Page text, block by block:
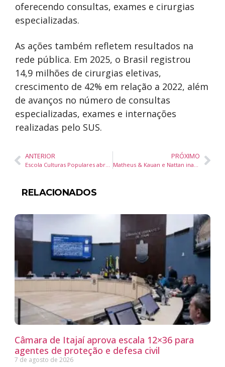
oferecendo consultas, exames e cirurgias
especializadas.
As ações também refletem resultados na
rede pública. Em 2025, o Brasil registrou
14,9 milhões de cirurgias eletivas,
crescimento de 42% em relação a 2022, além
de avanços no número de consultas
especializadas, exames e internações
realizadas pelo SUS.
ANTERIOR
Escola Culturas Populares abre inscrições para cursos gratuitos de arte e cultura em Navegantes
PRÓXIMO
Matheus & Kauan e Nattan inauguram Virô Festa com grande evento na Arena Opus em São José
RELACIONADOS
Câmara de Itajaí aprova escala 12×36 para
agentes de proteção e defesa civil
7 de agosto de 2026